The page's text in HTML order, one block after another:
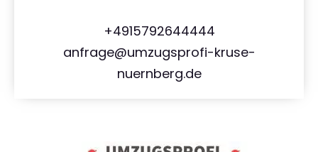
+4915792644444
anfrage@umzugsprofi-kruse-
nuernberg.de